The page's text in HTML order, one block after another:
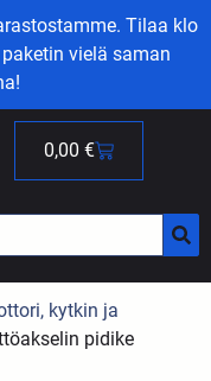
Tilaa klo
vielä saman
0,00 €
kytkin ja
pidike